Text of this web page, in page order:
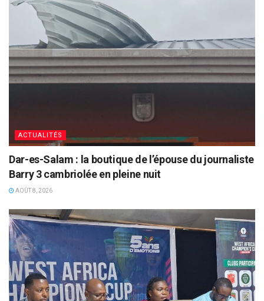
ACTUALITÉS
Dar-es-Salam : la boutique de l’épouse du journaliste
Barry 3 cambriolée en pleine nuit
AOÛT 8, 2026